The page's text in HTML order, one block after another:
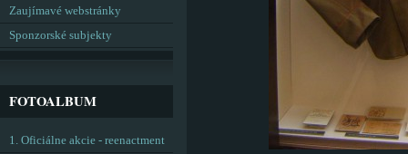
Zaujímavé webstránky
Sponzorské subjekty
FOTOALBUM
1. Oficiálne akcie - reenactment